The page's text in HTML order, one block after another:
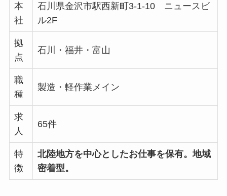
本
社
石川県金沢市駅西新町3-1-10 ニュースビ
ル2F
拠
点
石川・福井・富山
職
種
製造・軽作業メイン
求
人
65件
特
徴
北陸地方を中心としたお仕事を保有。地域
密着型。